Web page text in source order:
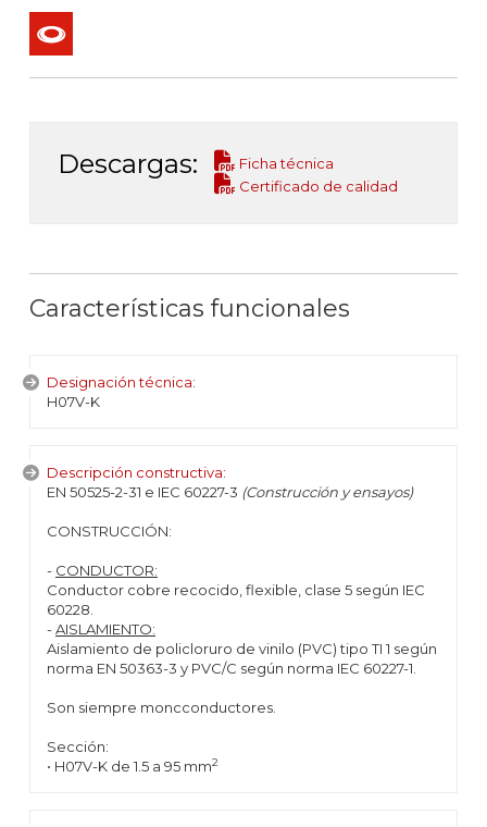
Descargas:
Ficha técnica
Certificado de calidad
Características funcionales
Designación técnica:
H07V-K
Descripción constructiva:
EN 50525-2-31 e IEC 60227-3 (Construcción y ensayos)
CONSTRUCCIÓN:
- CONDUCTOR:
Conductor cobre recocido, flexible, clase 5 según IEC
60228.
-AISLAMIENTO:
Aislamiento de policloruro de vinilo (PVC) tipo TI 1 según
norma EN 50363-3 y PVC/C según norma IEC 60227-1.
Son siempre moncconductores.
Sección:
• H07V-K de 1.5 a 95 mm2